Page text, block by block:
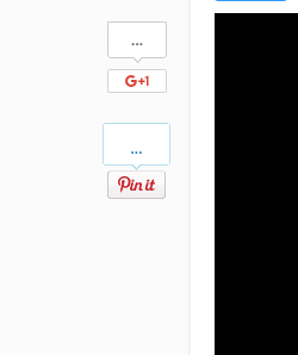
Share
on
Google+
Pinterest